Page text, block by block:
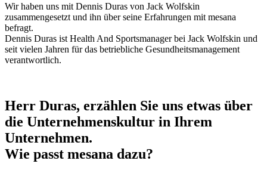
Wir haben uns mit Dennis Duras von Jack Wolfskin
zusammengesetzt und ihn über seine Erfahrungen mit mesana
befragt.
Dennis Duras ist Health And Sportsmanager bei Jack Wolfskin und
seit vielen Jahren für das betriebliche Gesundheitsmanagement
verantwortlich.
Herr Duras, erzählen Sie uns etwas über
die Unternehmenskultur in Ihrem
Unternehmen.
Wie passt mesana dazu?